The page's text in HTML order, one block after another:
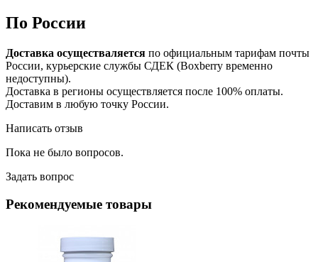
По России
Доставка осуществаляется по официальным тарифам почты
России, курьерские службы СДЕК (Boxberry временно
недоступны).
Доставка в регионы осуществляется после 100% оплаты.
Доставим в любую точку России.
Написать отзыв
Пока не было вопросов.
Задать вопрос
Рекомендуемые товары